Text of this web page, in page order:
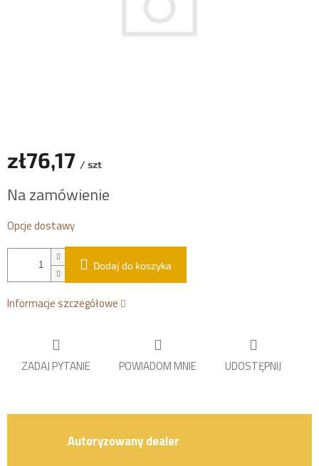
zł76,17 / szt
jednostkowa:
Na zamówienie
Opcje dostawy
Dodaj do koszyka
Informacje szczegółowe
ZADAJ PYTANIE POWIADOM MNIE UDOSTĘPNIJ
Autoryzowany dealer